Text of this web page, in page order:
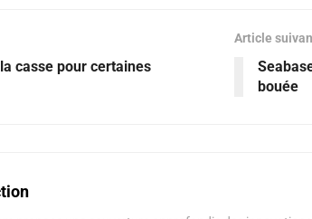
casse pour certaines
Article
bouée